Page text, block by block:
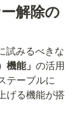
解除の
試みるべきな
能」 の活用
テーブルに
げる機能が搭